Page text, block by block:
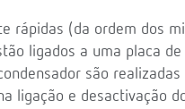
rápidas (da ordem dos
ligados a uma placa
são
ligação e desactivação